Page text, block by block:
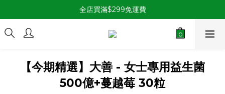
全店買滿$299免運費
【今期精選】大善 - 女士專用益生菌
500億+蔓越莓 30粒